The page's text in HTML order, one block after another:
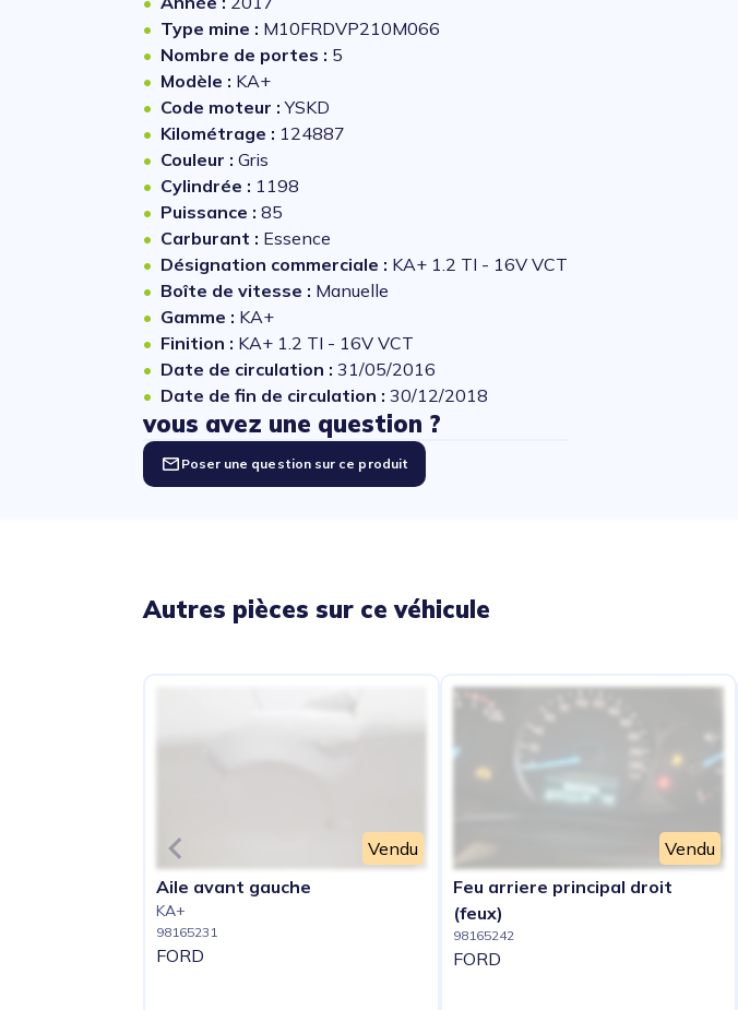
Type mine : M10FRDVP210M066
Nombre de portes : 5
Modèle : KA+
Code moteur :YSKD
Kilométrage : 124887
Couleur : Gris
Cylindrée : 1198
Puissance : 85
Carburant : Essence
Désignation commerciale : KA+ 1.2 TI - 16V VCT
Boîte de vitesse : Manuelle
Gamme : KA+
Finition : KA+ 1.2 TI - 16V VCT
Date de circulation : 31/05/2016
Date de fin de circulation : 30/12/2018
vous avez une question ?
Poser une question sur ce produit
Autres pièces sur ce véhicule
Vendu
Aile avant gauche
KA+
98165231
FORD
Vendu
Feu arriere principal droit
(feux)
98165242
FORD